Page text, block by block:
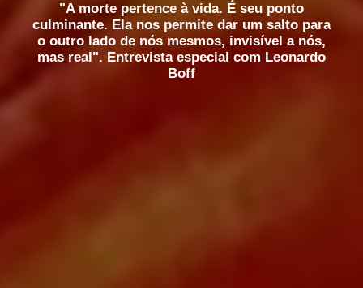
"A morte pertence à vida. É seu ponto
culminante. Ela nos permite dar um salto para
o outro lado de nós mesmos, invisível a nós,
mas real". Entrevista especial com Leonardo
Boff